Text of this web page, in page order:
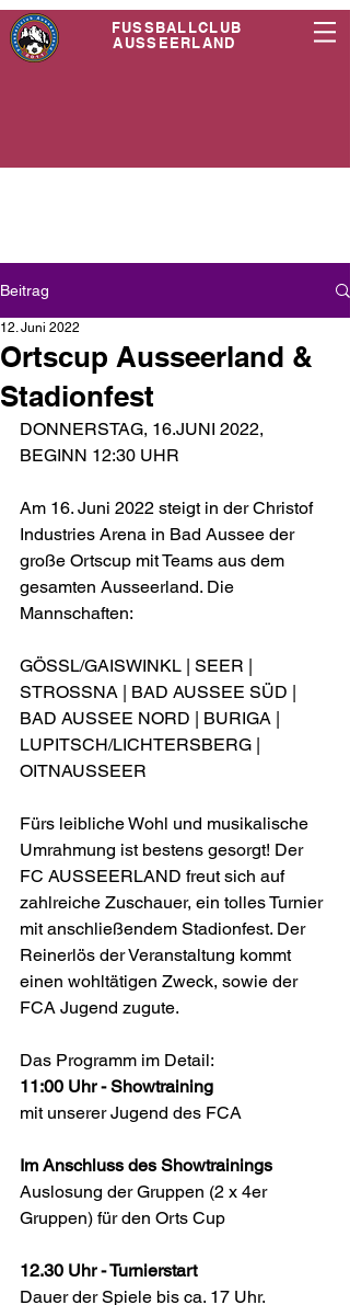
FUSSBALLCLUB
AUSSEERLAND
Beitrag
Ortscup Ausseerland &
Stadionfest
12. Juni 2022
DONNERSTAG, 16.JUNI 2022,
BEGINN 12:30 UHR
Am 16. Juni 2022 steigt in der Christof
Industries Arena in Bad Aussee der
große Ortscup mit Teams aus dem
gesamten Ausseerland. Die
Mannschaften:
GÖSSL/GAISWINKL | SEER |
STROSSNA | BAD AUSSEE SÜD |
BAD AUSSEE NORD | BURIGA |
LUPITSCH/LICHTERSBERG |
OITNAUSSEER
Fürs leibliche Wohl und musikalische
Umrahmung ist bestens gesorgt! Der
FC AUSSEERLAND freut sich auf
zahlreiche Zuschauer, ein tolles Turnier
mit anschließendem Stadionfest. Der
Reinerlös der Veranstaltung kommt
einen wohltätigen Zweck, sowie der
FCA Jugend zugute.
Das Programm im Detail:
11:00 Uhr - Showtraining
mit unserer Jugend des FCA
Im Anschluss des Showtrainings
Auslosung der Gruppen (2 x 4er
Gruppen) für den Orts Cup
12.30 Uhr - Turnierstart
Dauer der Spiele bis ca. 17 Uhr.